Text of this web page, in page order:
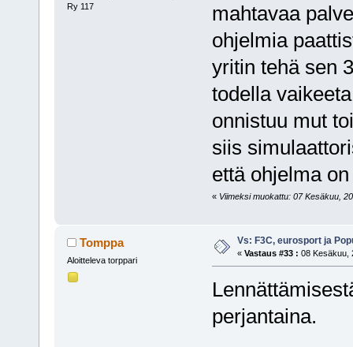
Ry 117
mahtavaa
ohjelmia
yritin tehä sen
todella
onnistuu mut
siis
että ohjelma
« Viimeksi muokattu: 07 Kesäkuu,
Tomppa
Aloitteleva torppari
Vs: F3C, eurosport ja
« Vastaus #33 : 08 Kesäkuu,
perjantaina.